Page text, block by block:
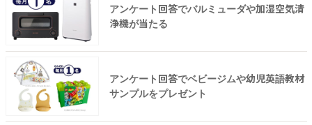
アンケート回答でバルミューダや加湿空気清
浄機が当たる
アンケート回答でベビージムや幼児英語教材
サンプルをプレゼント